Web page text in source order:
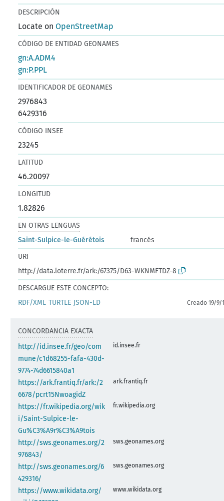
DESCRIPCIÓN
Locate onOpenStreetMap
CÓDIGO DE ENTIDAD GEONAMES
gn:A.ADM4
gn:P.PPL
IDENTIFICADOR DE GEONAMES
2976843
6429316
CÓDIGO INSEE
23245
LATITUD
46.20097
LONGITUD
1.82826
EN OTRAS LENGUAS
Saint-Sulpice-le-Guérétois
francés
URI
http://data.loterre.fr/ark:/67375/D63-WKNMFTDZ-8
DESCARGUE ESTE CONCEPTO:
RDF/XML TURTLE JSON-LD Creado 19/9/
CONCORDANCIA EXACTA
http://id.insee.fr/geo/com
mune/c1d68255-fafa-430d-
9774-74d6615840a1
id.insee.fr
https://ark.frantiq.fr/ark:/2
6678/pcrt15NwoagidZ
ark.frantiq.fr
https://fr.wikipedia.org/wik
i/Saint-Sulpice-le-
Gu%C3%A9r%C3%A9tois
fr.wikipedia.org
http://sws.geonames.org/2
976843/
sws.geonames.org
http://sws.geonames.org/6
429316/
sws.geonames.org
https://www.wikidata.org/
www.wikidata.org